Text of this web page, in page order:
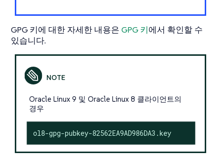
GPG 키에 대한 자세한 내용은 GPG 키에서 확인할 수
있습니다.
Oracle Linux 9 및 Oracle Linux 8 클라이언트의
경우
ol8-gpg-pubkey-82562EA9AD986DA3.key